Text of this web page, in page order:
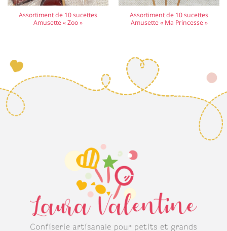
Assortiment de 10 sucettes
Amusette « Zoo »
Assortiment de 10 sucettes
Amusette « Ma Princesse »